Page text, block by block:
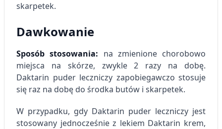
skarpetek.
Dawkowanie
Sposób stosowania: na zmienione chorobowo
miejsca na skórze, zwykle 2 razy na dobę.
Daktarin puder leczniczy zapobiegawczo stosuje
się raz na dobę do środka butów i skarpetek.
W przypadku, gdy Daktarin puder leczniczy jest
stosowany jednocześnie z lekiem Daktarin krem,